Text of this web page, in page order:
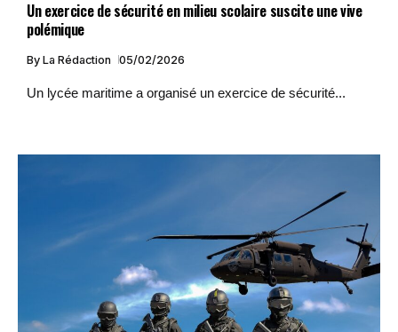
Un exercice de sécurité en milieu scolaire suscite une vive
polémique
By La Rédaction 05/02/2026
Un lycée maritime a organisé un exercice de sécurité...